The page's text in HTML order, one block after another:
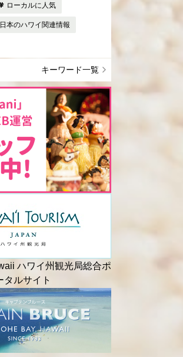
ローカルに人気
日本のハワイ関連情報
キーワード一覧